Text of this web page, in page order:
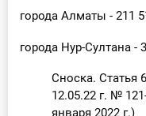
города Алматы - 211
города Нур-Султана -
Сноска. Статья
12.05.22 г. №
января 2022 г.)